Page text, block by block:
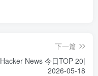
下一篇
Hacker News 今日TOP 20|
2026-05-18